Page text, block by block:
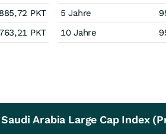
885,72 PKT
PKT
5 Jahre
10 Jahre
Arabia Large Cap Index